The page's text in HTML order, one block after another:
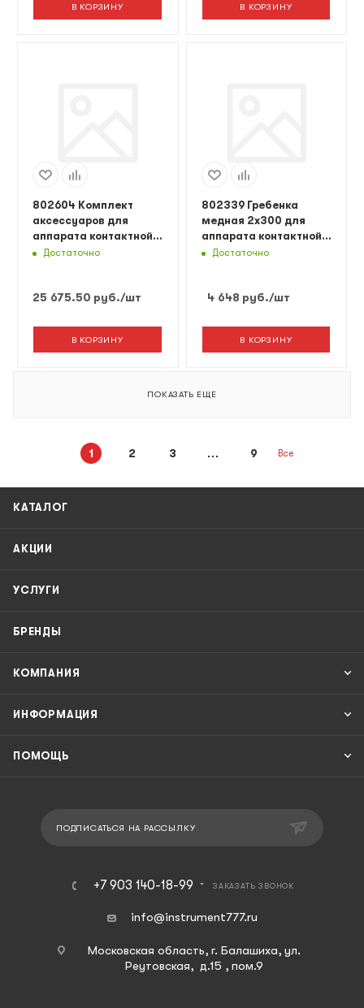
В КОРЗИНУ В КОРЗИНУ
802604 Комплект
аксессуаров для
аппарата контактной
сварки
Достаточно
25 675.50 руб./шт
В КОРЗИНУ
802339 Гребенка
медная 2х300 для
аппарата контактной
сварки (к-т 50шт.)
Достаточно
4 648 руб./шт
В КОРЗИНУ
ПОКАЗАТЬ ЕЩЕ
1 2 3 9 Все
КАТАЛОГ
АКЦИИ
УСЛУГИ
БРЕНДЫ
КОМПАНИЯ
ИНФОРМАЦИЯ
ПОМОЩЬ
ПОДПИСАТЬСЯ НА РАССЫЛКУ
+7 903 140-18-99 ЗАКАЗАТЬ ЗВОНОК
info@instrument777.ru
Московская область, г. Балашиха, ул.
Реутовская, д.15 , пом.9